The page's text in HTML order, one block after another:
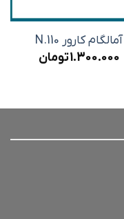
آمالگام کارور N.110
1.300.000تومان